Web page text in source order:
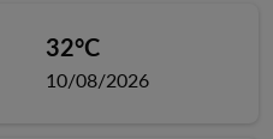
32°C
10/08/2026